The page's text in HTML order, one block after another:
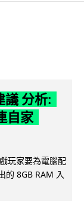
議 分析:
自家
玩家要為電腦配
的 8GB RAM 入